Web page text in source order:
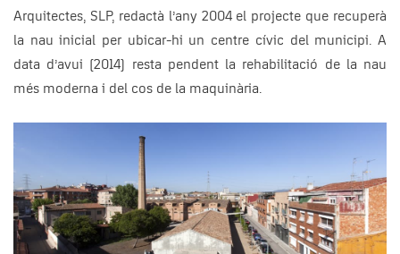
Arquitectes, SLP, redactà l’any 2004 el projecte que recuperà
la nau inicial per ubicar-hi un centre cívic del municipi. A
data d’avui (2014) resta pendent la rehabilitació de la nau
més moderna i del cos de la maquinària.